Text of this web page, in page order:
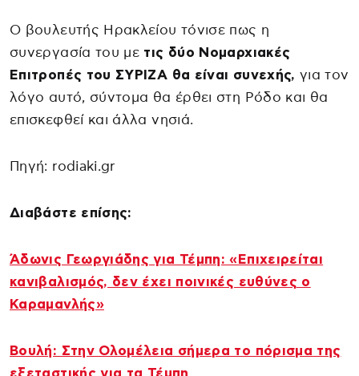
Ο βουλευτής Ηρακλείου τόνισε πως η
συνεργασία του με τις δύο Νομαρχιακές
Επιτροπές του ΣΥΡΙΖΑ θα είναι συνεχής, για τον
λόγο αυτό, σύντομα θα έρθει στη Ρόδο και θα
επισκεφθεί και άλλα νησιά.
Πηγή: rodiaki.gr
Διαβάστε επίσης:
Άδωνις Γεωργιάδης για Τέμπη: «Επιχειρείται
κανιβαλισμός, δεν έχει ποινικές ευθύνες ο
Καραμανλής»
Βουλή: Στην Ολομέλεια σήμερα το πόρισμα της
εξεταστικής για τα Τέμπη